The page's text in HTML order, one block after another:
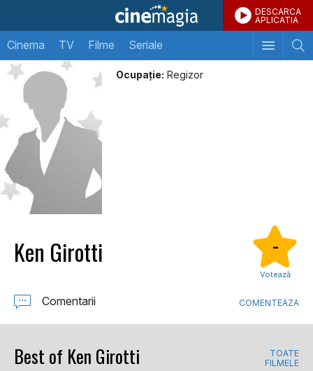
DESCARCA
APLICATIA
Cinema TV Filme Seriale
Ocupație: Regizor
Ken Girotti -
Votează
Comentarii COMENTEAZA
Best of Ken Girotti
TOATE
FILMELE